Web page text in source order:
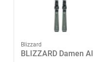
Blizzard